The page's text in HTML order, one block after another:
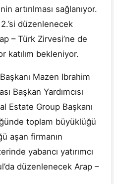
artırılması sağlanıyor.
düzenlenecek
– Türk Zirvesi’ne de
katılım bekleniyor.
Mazen Ibrahim
Başkan Yardımcısı
Estate Group Başkanı
toplam büyüklüğü
aşan firmanın
yabancı yatırımcı
düzenlenecek Arap –